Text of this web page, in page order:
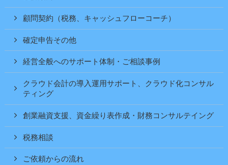
顧問契約（税務、キャッシュフローコーチ）
確定申告その他
経営全般へのサポート体制・ご相談事例
クラウド会計の導入運用サポート、クラウド化コンサル
ティング
創業融資支援、資金繰り表作成・財務コンサルテイング
税務相談
ご依頼からの流れ